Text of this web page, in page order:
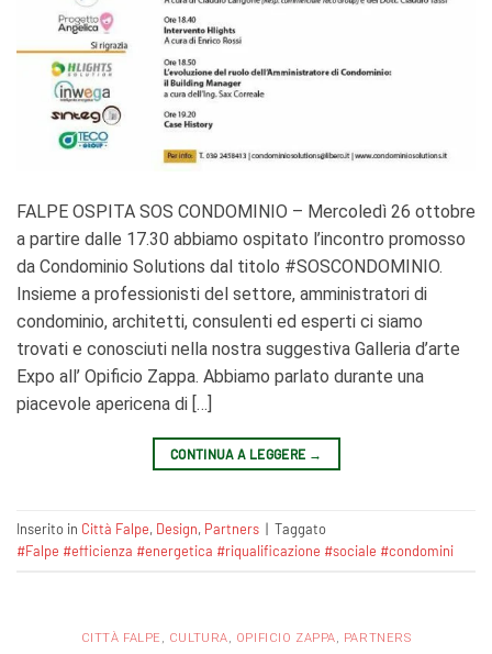
FALPE OSPITA SOS CONDOMINIO – Mercoledì 26 ottobre
a partire dalle 17.30 abbiamo ospitato l’incontro promosso
da Condominio Solutions dal titolo #SOSCONDOMINIO.
Insieme a professionisti del settore, amministratori di
condominio, architetti, consulenti ed esperti ci siamo
trovati e conosciuti nella nostra suggestiva Galleria d’arte
Expo all’ Opificio Zappa. Abbiamo parlato durante una
piacevole apericena di […]
CONTINUA A LEGGERE →
Inserito in Città Falpe, Design, Partners | Taggato
#Falpe #efficienza #energetica #riqualificazione #sociale #condomini
CITTÀ FALPE , CULTURA, OPIFICIO ZAPPA, PARTNERS